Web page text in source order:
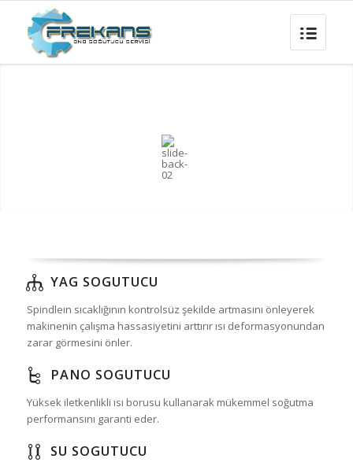
YAG SOGUTUCU
Spindleın sıcaklığının kontrolsüz şekilde artmasını önleyerek
makinenin çalışma hassasiyetini arttırır ısı deformasyonundan
zarar görmesini önler.
PANO SOGUTUCU
Yüksek iletkenlikli ısı borusu kullanarak mükemmel soğutma
performansını garanti eder.
SU SOGUTUCU